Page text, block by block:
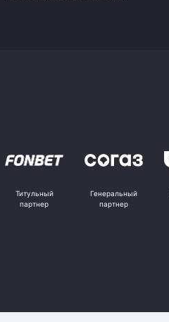
Титульный
партнер
Генеральный
партнер